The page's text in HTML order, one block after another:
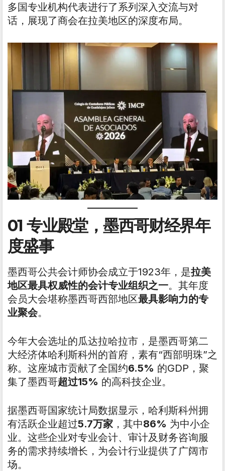
多国专业机构代表进行了系列深入交流与对
话，展现了商会在拉美地区的深度布局。
01 专业殿堂，墨西哥财经界年
度盛事
墨西哥公共会计师协会成立于1923年，是拉美
地区最具权威性的会计专业组织之一。其年度
会员大会堪称墨西哥西部地区最具影响力的专
业聚会。
今年大会选址的瓜达拉哈拉市，是墨西哥第二
大经济体哈利斯科州的首府，素有“西部明珠”之
称。这座城市贡献了全国约6.5% 的GDP，聚
集了墨西哥超过15% 的高科技企业。
据墨西哥国家统计局数据显示，哈利斯科州拥
有活跃企业超过5.7万家 ，其中86% 为中小企
业。这些企业对专业会计、审计及财务咨询服
务的需求持续增长，为会计行业提供了广阔市
场。